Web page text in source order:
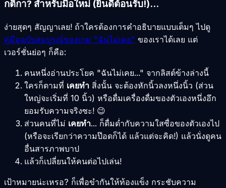
กติกา? สำหรับมือใหม่ (ยินดีต้อนรับ!)...
ง่ายสุดๆ สัญญาเลย! ถ้าใครต้องการคำอธิบายแบบเต็มๆ ไปดู
คู่มือฉบับสมบูรณ์ของเกม "ฉันไม่เคย" ของเราได้เลย แต่
เวอร์ชั่นย่อๆ ก็คือ:
คนหนึ่งอ่านประโยค "ฉันไม่เคย..." จากลิสต์ข้างล่างนี้
ใครก็ตามที่ เคยทำ สิ่งนั้น จะต้องหักนิ้วลงหนึ่งนิ้ว (ส่วน
ใหญ่จะเริ่มที่ 10 นิ้ว) หรือดื่มเครื่องดื่มของตัวเองหนึ่งอึก
ยอมรับความจริงซะ! 😉
ส่วนคนที่ไม่ เคยทำ... ก็ดื่มด่ำกับความใสซื่อของตัวเองไป
(หรือจะเรียกว่าความป๊อดก็ได้ แล้วแต่จะคิด!) แล้วนั่งดูคน
อื่นสารภาพบาป
แล้วก็เปลี่ยนให้คนต่อไปเล่น!
เป้าหมายน่ะเหรอ? ก็เพื่อขำกันให้ท้องแข็ง กระชับความ